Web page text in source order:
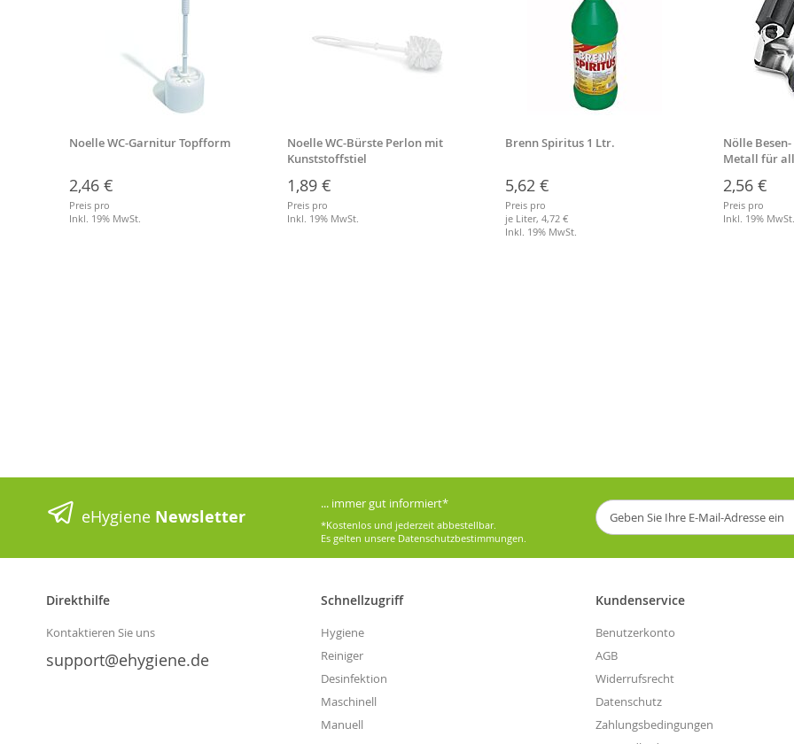
Noelle WC-Garnitur Topfform
2,46 €
Preis pro
Inkl. 19% MwSt.
Noelle WC-Bürste Perlon mit
Kunststoffstiel
1,89 €
Preis pro
Inkl. 19% MwSt.
Brenn Spiritus 1 Ltr.
5,62 €
Preis pro
je Liter, 4,72 €
Inkl. 19% MwSt.
Nölle
Metall für
2,56 €
Preis pro
Inkl. 19% MwSt.
eHygiene Newsletter
... immer gut informiert*
*Kostenlos und jederzeit abbestellbar.
Es gelten unsere Datenschutzbestimmungen.
Melden
Sie
sich
für
an:
Direkthilfe
Kontaktieren Sie uns
support@ehygiene.de
Schnellzugriff
Hygiene
Reiniger
Desinfektion
Maschinell
Manuell
Kundenservice
Benutzerkonto
AGB
Widerrufsrecht
Datenschutz
Zahlungsbedingungen